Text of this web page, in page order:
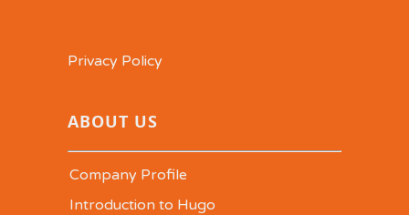
Privacy Policy
ABOUT US
Company Profile
Introduction to Hugo